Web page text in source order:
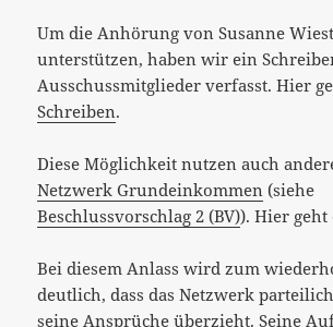
Um die Anhörung von Susanne
unterstützen, haben wir ein
Ausschussmitglieder verfasst. Hier
Schreiben.
Diese Möglichkeit nutzen auch
Netzwerk Grundeinkommen (siehe
Beschlussvorschlag 2 (BV)). Hier
Bei diesem Anlass wird zum
deutlich, dass das Netzwerk
seine Ansprüche überzieht. Seine